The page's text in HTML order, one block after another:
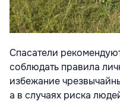
Спасатели
соблюдать правила
избежание
а в случаях риска